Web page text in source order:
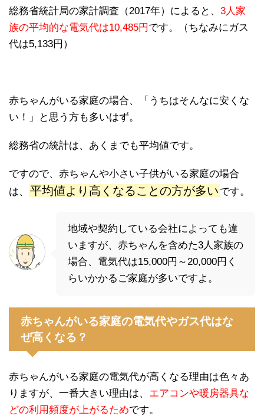
総務省統計局の家計調査（2017年）によると、 3人家
族の平均的な電気代は10,485円 です。（ちなみにガス
代は5,133円）
赤ちゃんがいる家庭の場合、「うちはそんなに安くな
い！」と思う方も多いはず。
総務省の統計は、あくまでも平均値です。
ですので、赤ちゃんや小さい子供がいる家庭の場合
は、
平均値より高くなることの方が多い です。
地域や契約している会社によっても違
いますが、赤ちゃんを含めた3人家族の
場合、電気代は15,000円～20,000円く
らいかかるご家庭が多いですよ。
赤ちゃんがいる家庭の電気代やガス代はな
ぜ高くなる？
赤ちゃんがいる家庭の電気代が高くなる理由は色々あ
りますが、一番大きい理由は、 エアコンや暖房器具な
どの利用頻度が上がるためです。